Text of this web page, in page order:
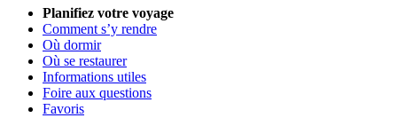
Planifiez votre voyage
Comment s’y rendre
Où dormir
Où se restaurer
Informations utiles
Foire aux questions
Favoris